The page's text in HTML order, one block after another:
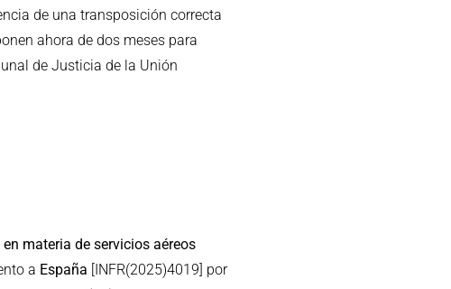
de una transposición correcta
ahora de dos meses para
de Justicia de la Unión
materia de servicios aéreos
a España [INFR(2025)4019] por